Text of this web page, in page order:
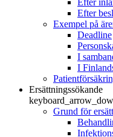
Efter
Efter
Exempel på
Deadline
I
I
Ersättningssökande
Grund för